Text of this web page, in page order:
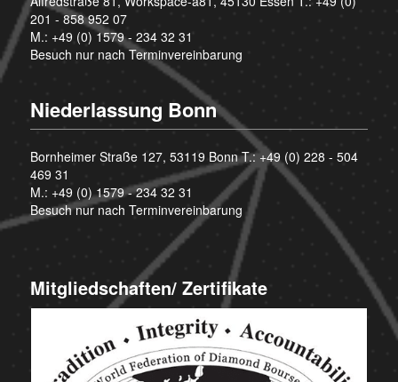
201 - 858 952 07
M.: +49 (0) 1579 - 234 32 31
Besuch nur nach Terminvereinbarung
Niederlassung Bonn
Bornheimer Straße 127, 53119 Bonn T.:+49 (0) 228 - 504
469 31
M.: +49 (0) 1579 - 234 32 31
Besuch nur nach Terminvereinbarung
Mitgliedschaften/ Zertifikate